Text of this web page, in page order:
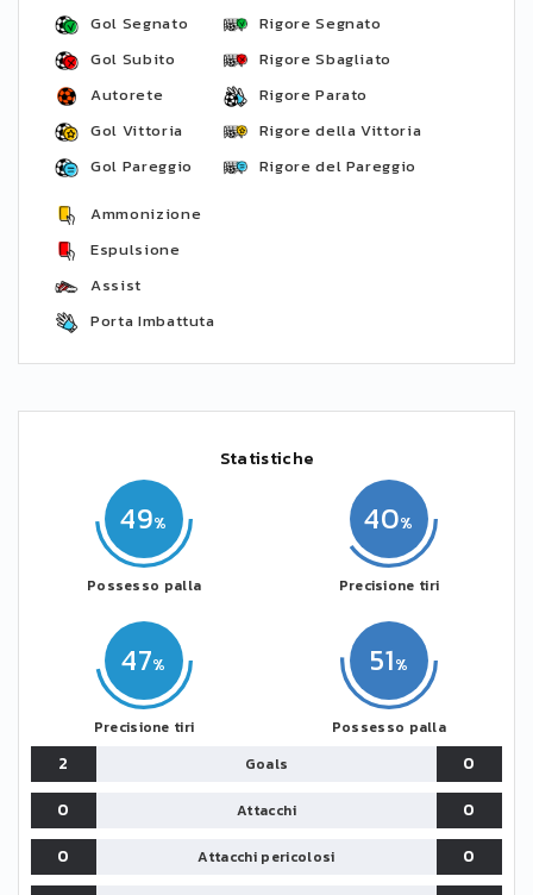
Gol Segnato
Gol Subito
Autorete
Gol Vittoria
Gol Pareggio
Rigore Segnato
Rigore Sbagliato
Rigore Parato
Rigore della Vittoria
Rigore del Pareggio
Ammonizione
Espulsione
Assist
Porta Imbattuta
Statistiche
49
Possesso palla
47
Precisione tiri
51
Possesso palla
40
Precisione tiri
2 Goals
0
0
Attacchi
0
0
Attacchi pericolosi
0